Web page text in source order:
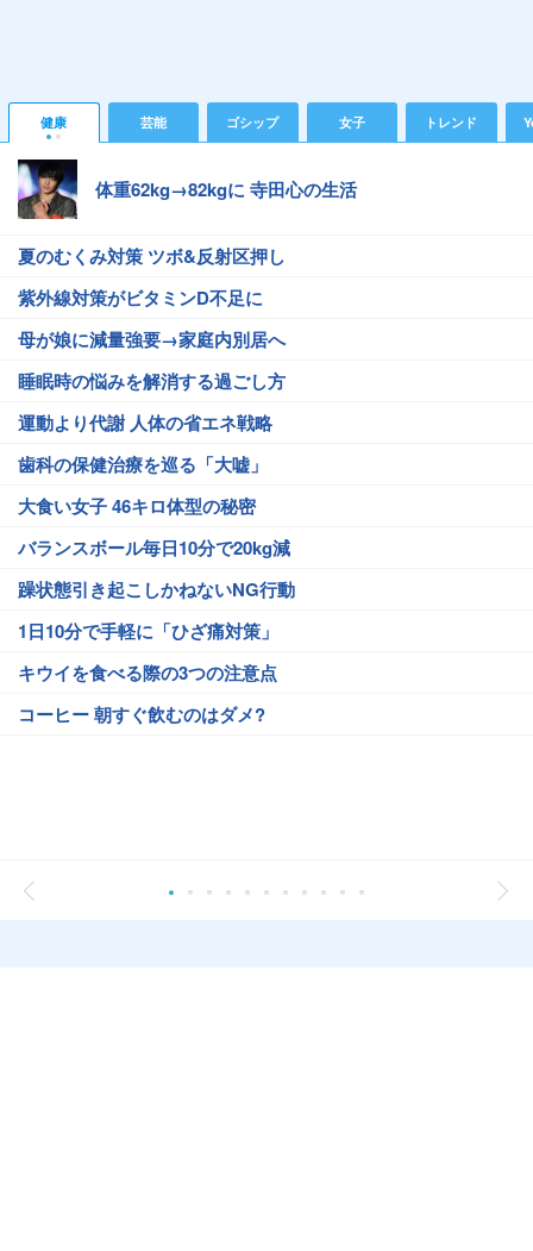
健康 芸能 ゴシップ 女子 トレンド
体重62kg→82kgに 寺田心の生活
夏のむくみ対策 ツボ&反射区押し
紫外線対策がビタミンD不足に
母が娘に減量強要→家庭内別居へ
睡眠時の悩みを解消する過ごし方
運動より代謝 人体の省エネ戦略
歯科の保健治療を巡る「大嘘」
大食い女子 46キロ体型の秘密
バランスボール毎日10分で20kg減
躁状態引き起こしかねないNG行動
1日10分で手軽に「ひざ痛対策」
キウイを食べる際の3つの注意点
コーヒー 朝すぐ飲むのはダメ?